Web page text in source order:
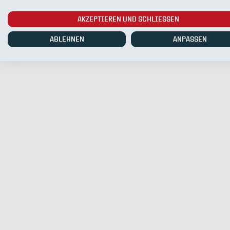
AKZEPTIEREN UND SCHLIESSEN
ABLEHNEN ANPASSEN